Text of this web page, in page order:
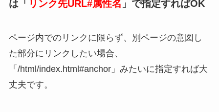
は「 リンク先URL#属性名 」で指定すればOK
ページ内でのリンクに限らず、別ページの意図し
た部分にリンクしたい場合、
「/html/index.html#anchor」みたいに指定すれば大
丈夫です。